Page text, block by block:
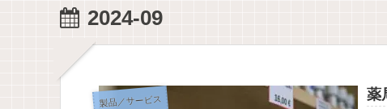
2024-09
製品／サービス 薬